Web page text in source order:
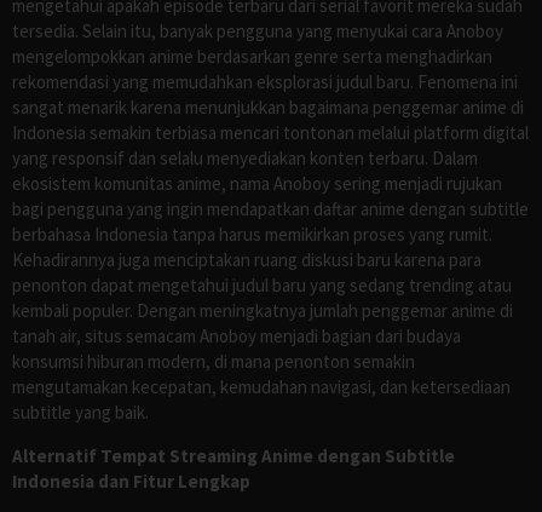
mengetahui apakah episode terbaru dari serial favorit mereka sudah
tersedia. Selain itu, banyak pengguna yang menyukai cara Anoboy
mengelompokkan anime berdasarkan genre serta menghadirkan
rekomendasi yang memudahkan eksplorasi judul baru. Fenomena ini
sangat menarik karena menunjukkan bagaimana penggemar anime di
Indonesia semakin terbiasa mencari tontonan melalui platform digital
yang responsif dan selalu menyediakan konten terbaru. Dalam
ekosistem komunitas anime, nama Anoboy sering menjadi rujukan
bagi pengguna yang ingin mendapatkan daftar anime dengan subtitle
berbahasa Indonesia tanpa harus memikirkan proses yang rumit.
Kehadirannya juga menciptakan ruang diskusi baru karena para
penonton dapat mengetahui judul baru yang sedang trending atau
kembali populer. Dengan meningkatnya jumlah penggemar anime di
tanah air, situs semacam Anoboy menjadi bagian dari budaya
konsumsi hiburan modern, di mana penonton semakin
mengutamakan kecepatan, kemudahan navigasi, dan ketersediaan
subtitle yang baik.
Alternatif Tempat Streaming Anime dengan Subtitle
Indonesia dan Fitur Lengkap